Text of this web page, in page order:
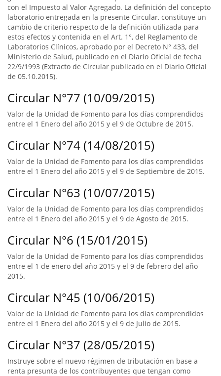
con el Impuesto al Valor Agregado. La definición del concepto
laboratorio entregada en la presente Circular, constituye un
cambio de criterio respecto de la definición utilizada para
estos efectos y contenida en el Art. 1°, del Reglamento de
Laboratorios Clínicos, aprobado por el Decreto N° 433, del
Ministerio de Salud, publicado en el Diario Oficial de fecha
22/9/1993 (Extracto de Circular publicado en el Diario Oficial
de 05.10.2015).
Circular N°77 (10/09/2015)
Valor de la Unidad de Fomento para los días comprendidos
entre el 1 Enero del año 2015 y el 9 de Octubre de 2015.
Circular N°74 (14/08/2015)
Valor de la Unidad de Fomento para los días comprendidos
entre el 1 Enero del año 2015 y el 9 de Septiembre de 2015.
Circular N°63 (10/07/2015)
Valor de la Unidad de Fomento para los días comprendidos
entre el 1 Enero del año 2015 y el 9 de Agosto de 2015.
Circular N°6 (15/01/2015)
Valor de la Unidad de Fomento para los días comprendidos
entre el 1 de enero del año 2015 y el 9 de febrero del año
2015.
Circular N°45 (10/06/2015)
Valor de la Unidad de Fomento para los días comprendidos
entre el 1 Enero del año 2015 y el 9 de Julio de 2015.
Circular N°37 (28/05/2015)
Instruye sobre el nuevo régimen de tributación en base a
renta presunta de los contribuyentes que tengan como